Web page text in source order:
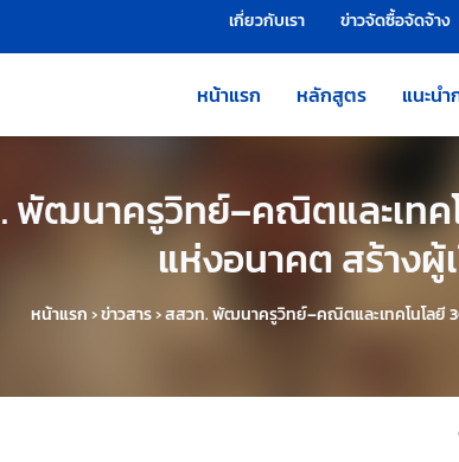
เกี่ยวกับเรา ข่าวจัดซื้อจัดจ้าง
หน้าแรก หลักสูตร แนะน
พัฒนาครูวิทย์–คณิตและเทค
แห่งอนาคต สร้าง
หน้าแรก›ข่าวสาร›สสวท. พัฒนาครูวิทย์–คณิตและเทคโนโลยี